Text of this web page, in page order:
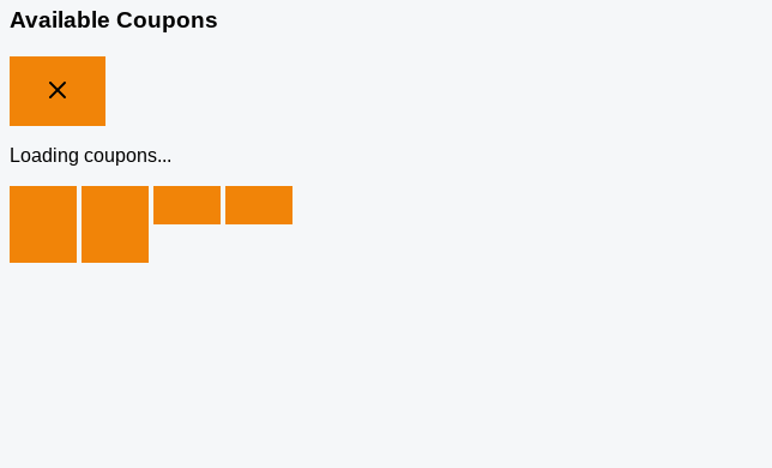
Available Coupons
Loading coupons...